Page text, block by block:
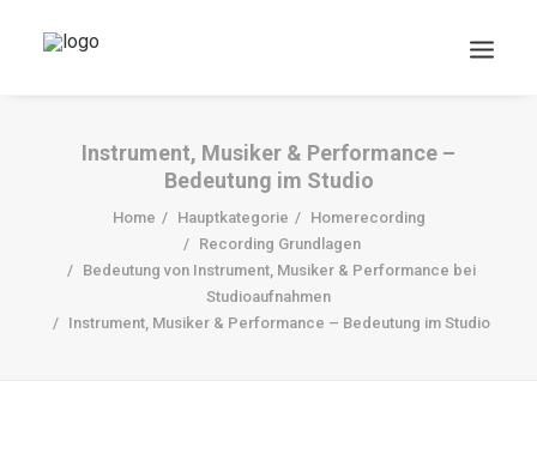
DOWNLOADS
Instrument, Musiker & Performance –
Bedeutung im Studio
Home Hauptkategorie
Homerecording
Recording Grundlagen
Bedeutung von Instrument, Musiker & Performance bei
Studioaufnahmen
Instrument, Musiker & Performance – Bedeutung im Studio